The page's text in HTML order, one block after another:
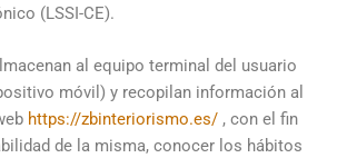
(LSSI-CE).
al equipo terminal del usuario
móvil) y recopilan información al
https://zbinteriorismo.es/ , con el fin
de la misma, conocer los hábitos